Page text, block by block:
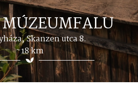
MÚZEUMFALU
Skanzen utca 8.
~18 km